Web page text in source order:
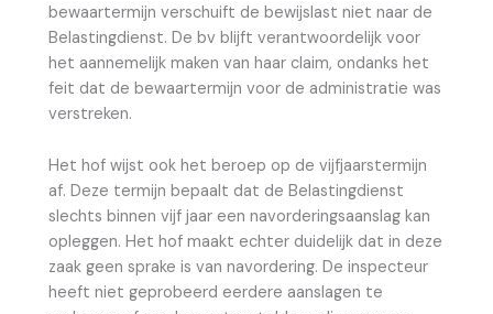
bewaartermijn verschuift de bewijslast niet naar de
Belastingdienst. De bv blijft verantwoordelijk voor
het aannemelijk maken van haar claim, ondanks het
feit dat de bewaartermijn voor de administratie was
verstreken.
Het hof wijst ook het beroep op de vijfjaarstermijn
af. Deze termijn bepaalt dat de Belastingdienst
slechts binnen vijf jaar een navorderingsaanslag kan
opleggen. Het hof maakt echter duidelijk dat in deze
zaak geen sprake is van navordering. De inspecteur
heeft niet geprobeerd eerdere aanslagen te